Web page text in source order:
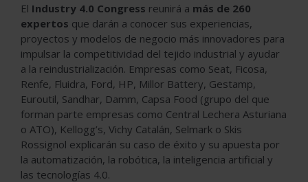
El Industry 4.0 Congress reunirá a más de 260
expertos que darán a conocer sus experiencias,
proyectos y modelos de negocio más innovadores para
impulsar la competitividad del tejido industrial y ayudar
a la reindustrialización. Empresas como Seat, Ficosa,
Renfe, Fluidra, Ford, HP, Millor Battery, Gestamp,
Euroutil, Sandhar, Damm, Capsa Food (grupo del que
forman parte empresas como Central Lechera Asturiana
o ATO), Kellogg’s, Vichy Catalán, Selmark o Skis
Rossignol explicarán su caso de éxito y su apuesta por
la automatización, la robótica, la inteligencia artificial y
las tecnologías 4.0.